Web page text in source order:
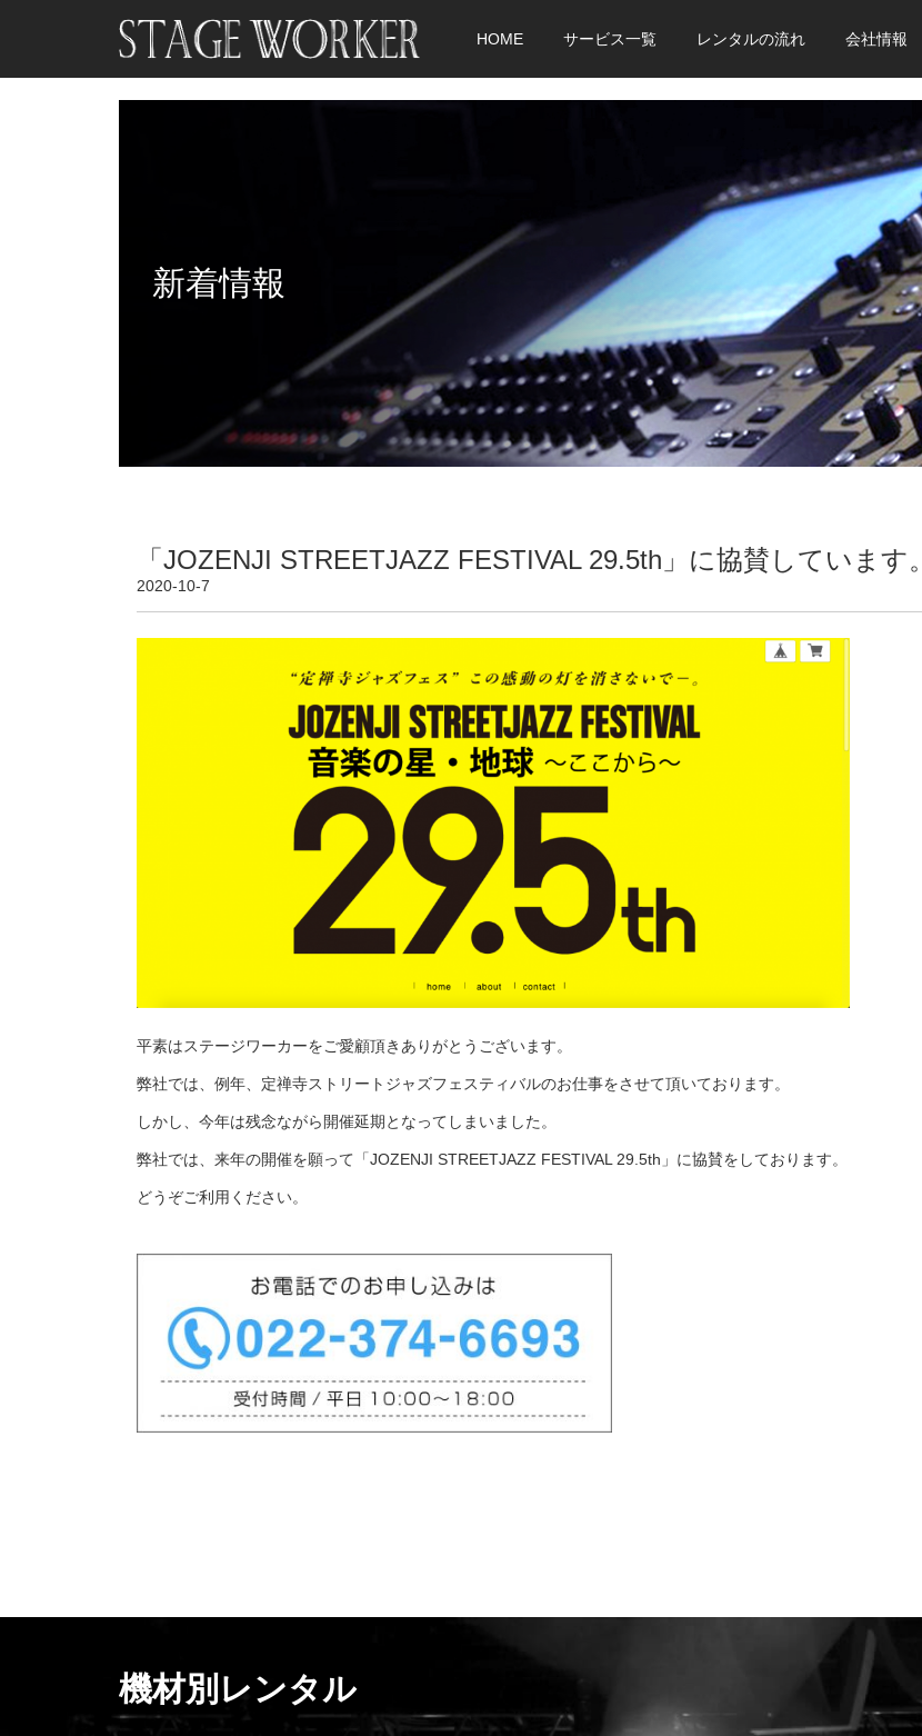
HOME サービス一覧 レンタルの流れ 会社情報
新着情報
「JOZENJI STREETJAZZ FESTIVAL 29.5th」に協賛しています。
2020-10-7
平素はステージワーカーをご愛顧頂きありがとうございます。
弊社では、例年、定禅寺ストリートジャズフェスティバルのお仕事をさせて頂いております。
しかし、今年は残念ながら開催延期となってしまいました。
弊社では、来年の開催を願って「JOZENJI STREETJAZZ FESTIVAL 29.5th」に協賛をしております。
どうぞご利用ください。
機材別レンタル